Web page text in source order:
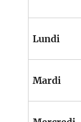
Lundi
Mardi